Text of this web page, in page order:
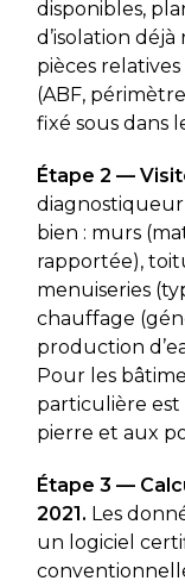
disponibles,
d’isolation déjà
pièces
(ABF,
fixé sous dans
Étape 2 —
diagnostiqueur
bien : murs
rapportée),
menuiseries
chauffage
production
Pour les
particulière est
pierre et aux
Étape 3 —
2021. Les
un logiciel